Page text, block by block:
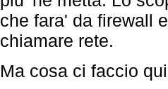
che fara' da firewall
chiamare rete.
Ma cosa ci faccio